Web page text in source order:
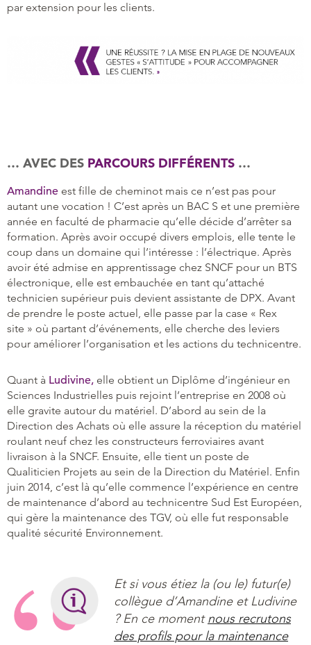
par extension pour les clients.
… AVEC DES PARCOURS DIFFÉRENTS …
Amandine est fille de cheminot mais ce n’est pas pour
autant une vocation ! C’est après un BAC S et une première
année en faculté de pharmacie qu’elle décide d’arrêter sa
formation. Après avoir occupé divers emplois, elle tente le
coup dans un domaine qui l’intéresse : l’électrique. Après
avoir été admise en apprentissage chez SNCF pour un BTS
électronique, elle est embauchée en tant qu’attaché
technicien supérieur puis devient assistante de DPX. Avant
de prendre le poste actuel, elle passe par la case « Rex
site » où partant d’événements, elle cherche des leviers
pour améliorer l’organisation et les actions du technicentre.
Quant à Ludivine, elle obtient un Diplôme d’ingénieur en
Sciences Industrielles puis rejoint l’entreprise en 2008 où
elle gravite autour du matériel. D’abord au sein de la
Direction des Achats où elle assure la réception du matériel
roulant neuf chez les constructeurs ferroviaires avant
livraison à la SNCF. Ensuite, elle tient un poste de
Qualiticien Projets au sein de la Direction du Matériel. Enfin
juin 2014, c’est là qu’elle commence l’expérience en centre
de maintenance d’abord au technicentre Sud Est Européen,
qui gère la maintenance des TGV, où elle fut responsable
qualité sécurité Environnement.
Et si vous étiez la (ou le) futur(e)
collègue d’Amandine et Ludivine
? En ce momentnous recrutons
des profils pour la maintenance